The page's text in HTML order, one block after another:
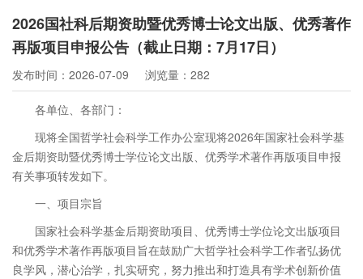
2026国社科后期资助暨优秀博士论文出版、优秀著作
再版项目申报公告（截止日期：7月17日）
发布时间：2026-07-09 浏览量：282
各单位、各部门：
现将全国哲学社会科学工作办公室现将2026年国家社会科学基
金后期资助暨优秀博士学位论文出版、优秀学术著作再版项目申报
有关事项转发如下。
一、项目宗旨
国家社会科学基金后期资助项目、优秀博士学位论文出版项目
和优秀学术著作再版项目旨在鼓励广大哲学社会科学工作者弘扬优
良学风，潜心治学，扎实研究，努力推出和打造具有学术创新价值